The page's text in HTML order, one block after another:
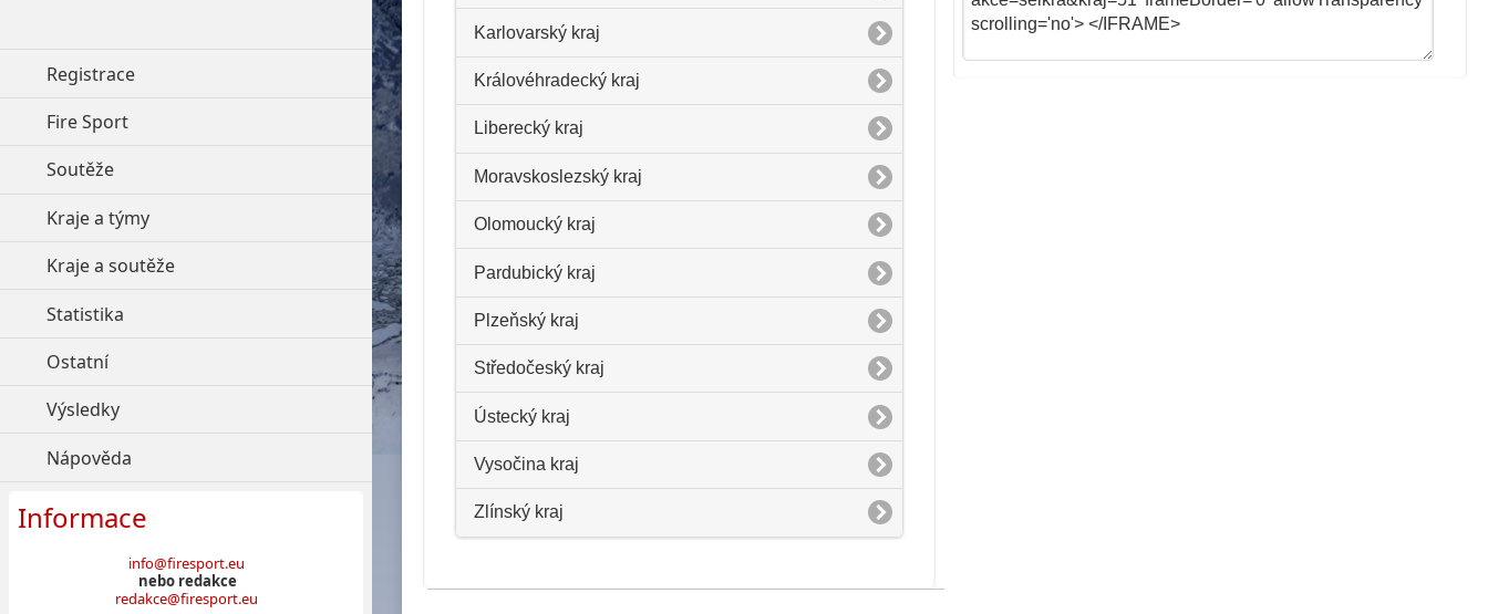
Karlovarský kraj
Královéhradecký kraj
Liberecký kraj
Moravskoslezský kraj
Olomoucký kraj
Pardubický kraj
Plzeňský kraj
Středočeský kraj
Ústecký kraj
Vysočina kraj
Zlínský kraj
Registrace
Fire Sport
Soutěže
Kraje a týmy
Kraje a soutěže click to expand contents
Statistika
Ostatníclick to expand contents
Výsledky
Nápověda
Informace
info@firesport.eu
nebo redakce
redakce@firesport.eu